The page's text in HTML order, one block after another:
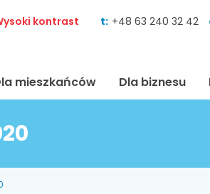
kontrast t: +48 63 240 32 42
Strona
mieszkańców Dla biznesu